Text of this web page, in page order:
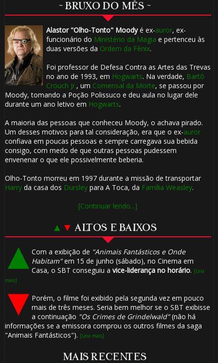
~ BRUXO DO MÊS ~
Alastor "Olho-Tonto" Moodyé ex-auror, ex-
funcionário do Ministério da Magia e pertenceu às
duas versões da Ordem da Fênix.
Foi professor de Defesa Contra as Artes das Trevas
no ano de 1993, em Hogwarts. Na verdade, Bartô
Crouch Jr., um Comensal da Morte, se passou por
Moody, tomando a Poção Polissuco e deu aula no lugar dele
durante um ano letivo em Hogwarts.
A maioria das pessoas que conheceu Moody, o achava pirado.
Um desses motivos para tal consideração, era que o ex-auror
confiava em poucas pessoas e sempre carregava sua bebida
consigo, com medo de que outras pessoas pudessem
envenenar o que ele possivelmente beberia.
Olho-Tonto morreu em 1997 durante a missão de transportar
Harryda casa dos Dursleypara A Toca, da Família Weasley.
[Continuar lendo...]
▲ ▼ ALTOS E BAIXOS
Com a exibição de "Animais Fantásticos e Onde
Habitam"em 15 de junho (sábado), no Cinema em
Casa, o SBT conseguiu a vice-liderança no horário. [Leia
mais]
Porém, o filme foi exibido pela segunda vez em pouco
mais de três meses. Seria bem melhor se o SBT exibisse
a continuação "Os Crimes de Grindelwald"(não há
informações se a emissora comprou os outros filmes da saga
"Animais Fantásticos"). [Leia mais]
MAIS RECENTES